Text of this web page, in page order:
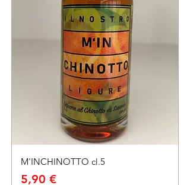
M'INCHINOTTO cl.5
Prezzo
5,90 €